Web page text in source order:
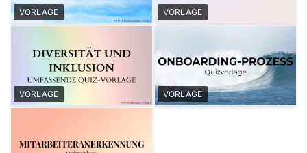
VORLAGE VORLAGE
VORLAGE VORLAGE